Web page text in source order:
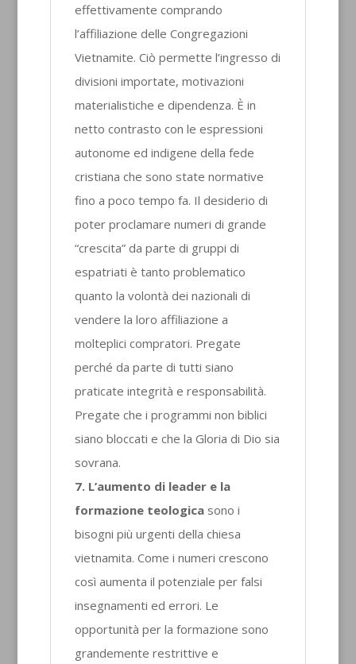
effettivamente comprando
l’affiliazione delle Congregazioni
Vietnamite. Ciò permette l’ingresso di
divisioni importate, motivazioni
materialistiche e dipendenza. È in
netto contrasto con le espressioni
autonome ed indigene della fede
cristiana che sono state normative
fino a poco tempo fa. Il desiderio di
poter proclamare numeri di grande
“crescita” da parte di gruppi di
espatriati è tanto problematico
quanto la volontà dei nazionali di
vendere la loro affiliazione a
molteplici compratori. Pregate
perché da parte di tutti siano
praticate integrità e responsabilità.
Pregate che i programmi non biblici
siano bloccati e che la Gloria di Dio sia
sovrana.
7. L’aumento di leader e la
formazione teologicasono i
bisogni più urgenti della chiesa
vietnamita. Come i numeri crescono
così aumenta il potenziale per falsi
insegnamenti ed errori. Le
opportunità per la formazione sono
grandemente restrittive e